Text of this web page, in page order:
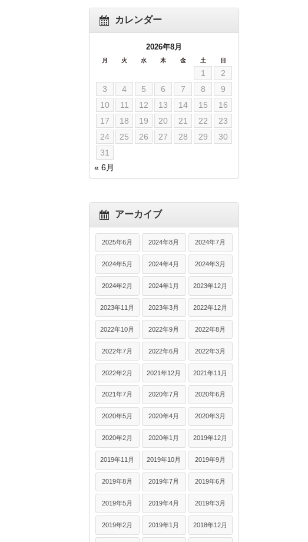
カレンダー
2026年8月
月 火 水 木 金 土 日
1
2
3
4 5 6 7 8
9
10
11 12 13 14 15
16
17
18 19 20 21 22
23
24
25 26 27 28 29
30
31
« 6月
アーカイブ
2025年6月 2024年8月 2024年7月
2024年5月 2024年4月 2024年3月
2024年2月 2024年1月 2023年12月
2023年11月 2023年3月 2022年12月
2022年10月 2022年9月 2022年8月
2022年7月 2022年6月 2022年3月
2022年2月 2021年12月 2021年11月
2021年7月 2020年7月 2020年6月
2020年5月 2020年4月 2020年3月
2020年2月 2020年1月 2019年12月
2019年11月 2019年10月 2019年9月
2019年8月 2019年7月 2019年6月
2019年5月 2019年4月 2019年3月
2019年2月 2019年1月 2018年12月